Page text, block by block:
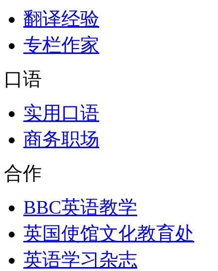
翻译经验
专栏作家
口语
实用口语
商务职场
合作
BBC英语教学
英国使馆文化教育处
英语学习杂志